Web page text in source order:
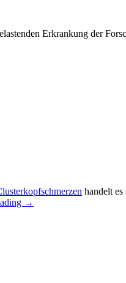
Erkrankung der
handelt
→